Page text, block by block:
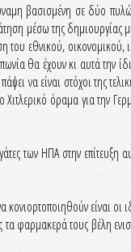
βασισμένη σε δύο
μέσω της δημιουργίας
εθνικού, οικονομικού,
θα έχουν κι αυτά την
να είναι στόχοι της
όραμα για την
των ΗΠΑ στην
είναι
τα φαρμακερά τους βέλη